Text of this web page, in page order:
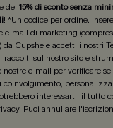
del 15% di sconto senza
! *Un codice per ordine.
e-mail di marketing
Cupshe e accetti i nostri
sul nostro sito e
e-mail per verificare
interessarti, il tutto
. Puoi annullare